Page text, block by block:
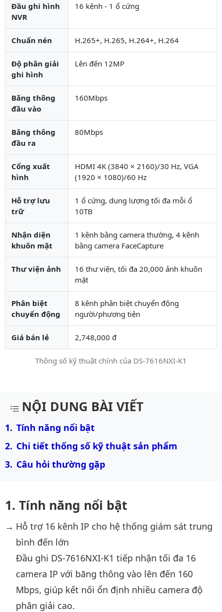
Thông số kỹ thuật chính của DS-7616NXI-K1
Đầu ghi hình
NVR
16 kênh - 1 ổ cứng
Chuẩn nén H.265+, H.265, H.264+, H.264
Độ phân giải
ghi hình
Lên đến 12MP
Băng thông
đầu vào
160Mbps
Băng thông
đầu ra
80Mbps
Cổng xuất
hình
HDMI 4K (3840 × 2160)/30 Hz, VGA
(1920 × 1080)/60 Hz
Hỗ trợ lưu
trữ
1 ổ cứng, dung lượng tối đa mỗi ổ
10TB
Nhận diện
khuôn mặt
1 kênh bằng camera thường, 4 kênh
bằng camera FaceCapture
Thư viện ảnh
16 thư viện, tối đa 20,000 ảnh khuôn
mặt
Phân biệt
chuyển động
8 kênh phân biệt chuyển động
người/phương tiện
Giá bán lẻ 2,748,000 đ
Mô tả chi tiết sản phẩm
NỘI DUNG BÀI VIẾT
Tính năng nổi bật
Chi tiết thống số kỹ thuật sản phẩm
Câu hỏi thường gặp
Tính năng nổi bật
Hỗ trợ 16 kênh IP cho hệ thống giám sát trung
bình đến lớn
Đầu ghi DS-7616NXI-K1 tiếp nhận tối đa 16
camera IP với băng thông vào lên đến 160
Mbps, giúp kết nối ổn định nhiều camera độ
phân giải cao.